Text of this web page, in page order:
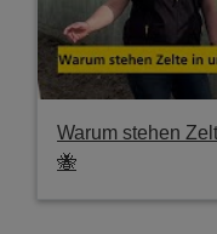
Warum stehen
🐝